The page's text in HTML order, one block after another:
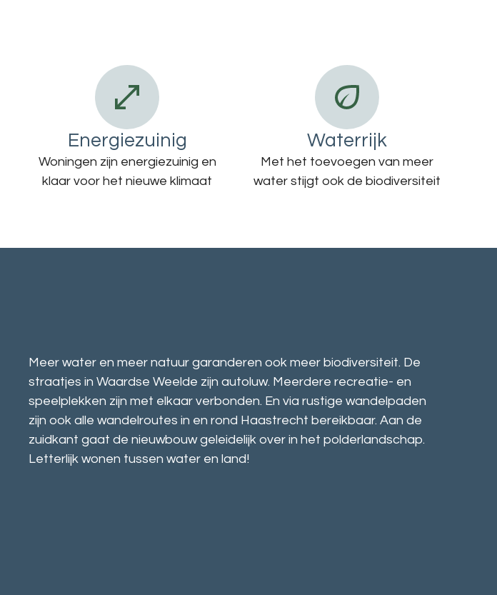
Energiezuinig
Woningen zijn energiezuinig en
klaar voor het nieuwe klimaat
Waterrijk
Met het toevoegen van meer
water stijgt ook de biodiversiteit
Meer water en meer natuur garanderen ook meer biodiversiteit. De
straatjes in Waardse Weelde zijn autoluw. Meerdere recreatie- en
speelplekken zijn met elkaar verbonden. En via rustige wandelpaden
zijn ook alle wandelroutes in en rond Haastrecht bereikbaar. Aan de
zuidkant gaat de nieuwbouw geleidelijk over in het polderlandschap.
Letterlijk wonen tussen water en land!